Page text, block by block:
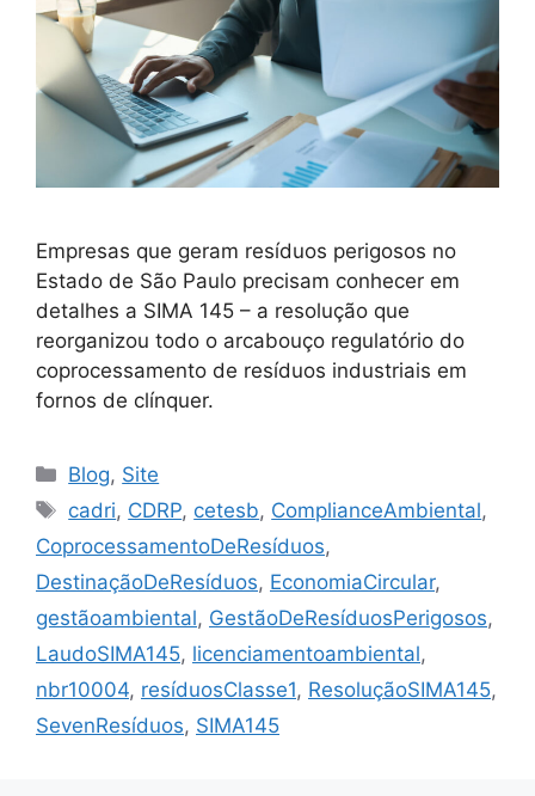
Empresas que geram resíduos perigosos no
Estado de São Paulo precisam conhecer em
detalhes a SIMA 145 – a resolução que
reorganizou todo o arcabouço regulatório do
coprocessamento de resíduos industriais em
fornos de clínquer.
Blog, Site
cadri, CDRP, cetesb, ComplianceAmbiental,
CoprocessamentoDeResíduos,
DestinaçãoDeResíduos, EconomiaCircular,
gestãoambiental, GestãoDeResíduosPerigosos,
LaudoSIMA145, licenciamentoambiental,
nbr10004, resíduosClasse1, ResoluçãoSIMA145,
SevenResíduos, SIMA145